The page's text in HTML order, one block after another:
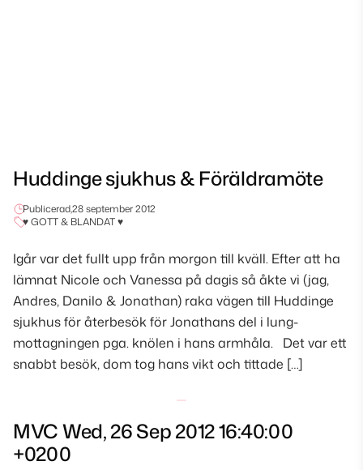
Huddinge sjukhus & Föräldramöte
Publicerad,28 september 2012
♥ GOTT & BLANDAT ♥
Igår var det fullt upp från morgon till kväll. Efter att ha
lämnat Nicole och Vanessa på dagis så åkte vi (jag,
Andres, Danilo & Jonathan) raka vägen till Huddinge
sjukhus för återbesök för Jonathans del i lung-
mottagningen pga. knölen i hans armhåla. Det var ett
snabbt besök, dom tog hans vikt och tittade […]
MVC Wed, 26 Sep 2012 16:40:00
+0200